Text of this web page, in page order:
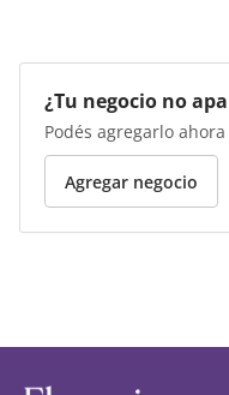
¿Tu negocio no
Podés agregarlo
Agregar negocio